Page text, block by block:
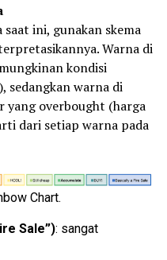
ini, gunakan skema
Warna di
kondisi
sedangkan warna di
yang overbought (harga
dari setiap warna pada
Chart.
Sale”): sangat